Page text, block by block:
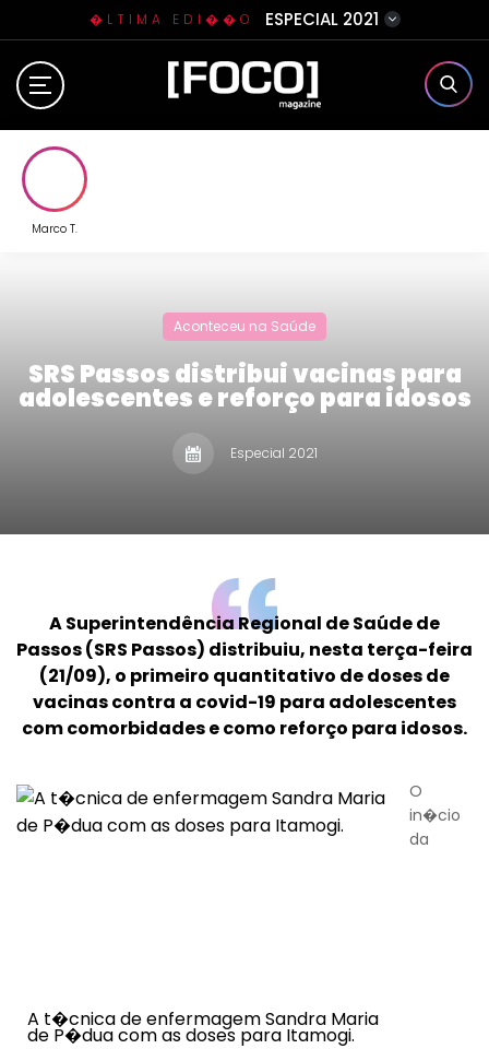
�LTIMA EDI��O ESPECIAL 2021
Home
Contato
Marco T.
Aconteceu na Saúde
SRS Passos distribui vacinas para
adolescentes e reforço para idosos
Especial 2021
A Superintendência Regional de Saúde de
Passos (SRS Passos) distribuiu, nesta terça-feira
(21/09), o primeiro quantitativo de doses de
vacinas contra a covid-19 para adolescentes
com comorbidades e como reforço para idosos.
A t�cnica de enfermagem Sandra Maria
de P�dua com as doses para Itamogi.
O
in�cio
da